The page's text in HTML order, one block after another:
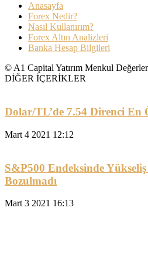
Anasayfa
Forex Nedir?
Nasıl Kullanırım?
Forex Altın Analizleri
Banka Hesap Bilgileri
© A1 Capital Yatırım Menkul
DİĞER İÇERİKLER
Dolar/TL’de 7.54 Direnci En
Mart 4 2021 12:12
S&P500 Endeksinde
Bozulmadı
Mart 3 2021 16:13